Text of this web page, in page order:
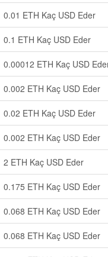
0.01 ETH Kaç USD Eder
0.1 ETH Kaç USD Eder
0.00012 ETH Kaç USD
0.002 ETH Kaç USD Eder
0.02 ETH Kaç USD Eder
0.002 ETH Kaç USD Eder
2 ETH Kaç USD Eder
0.175 ETH Kaç USD Eder
0.068 ETH Kaç USD Eder
0.068 ETH Kaç USD Eder